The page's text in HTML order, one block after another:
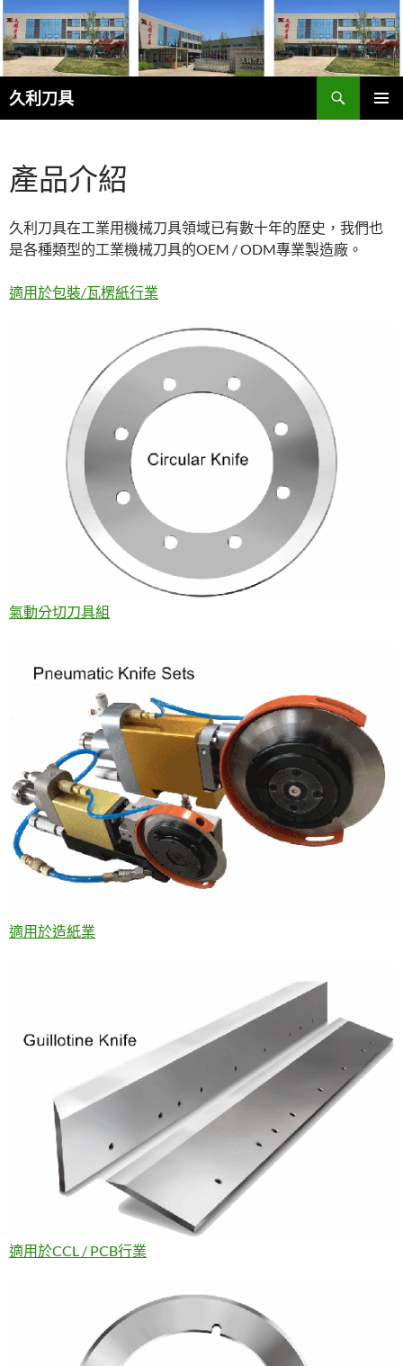
跳
至
主
要
內
容
久利刀具
搜
尋
產品介紹
久利刀具在工業用機械刀具領域已有數十年的歷史，我們也
是各種類型的工業機械刀具的OEM / ODM專業製造廠。
適用於包裝/瓦楞紙行業
氣動分切刀具組
適用於造紙業
適用於CCL / PCB行業